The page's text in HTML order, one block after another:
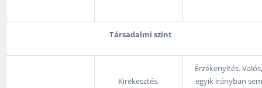
Társadalmi szint
Kirekesztés,
Érzékenyítés. Valós,
egyik irányban sem